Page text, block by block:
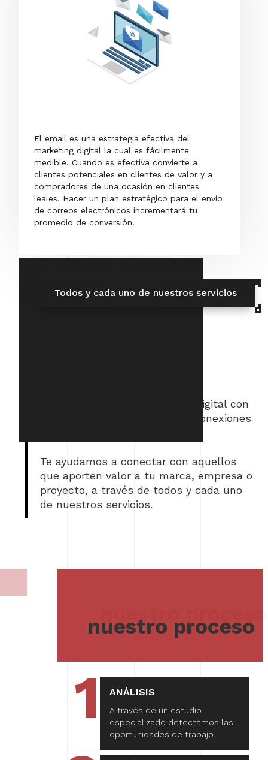
El email es una estrategia efectiva del
marketing digital la cual es fácilmente
medible. Cuando es efectiva convierte a
clientes potenciales en clientes de valor y a
compradores de una ocasión en clientes
leales. Hacer un plan estratégico para el envío
de correos electrónicos incrementará tu
promedio de conversión.
Todos y cada uno de nuestros servicios
Revolucionamos tu presencia digital con
estrategias capaces de crear conexiones
Te ayudamos a conectar con aquellos
que aporten valor a tu marca, empresa o
proyecto, a través de todos y cada uno
de nuestros servicios.
nuestro proceso
1 ANÁLISIS
A través de un estudio
especializado detectamos las
oportunidades de trabajo.